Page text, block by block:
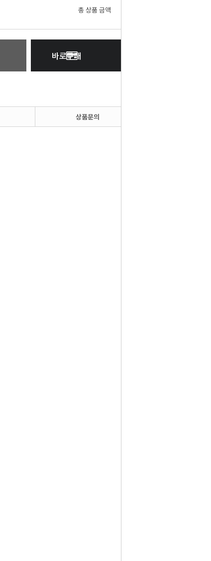
총 상품 금액
바로구매
상품문의